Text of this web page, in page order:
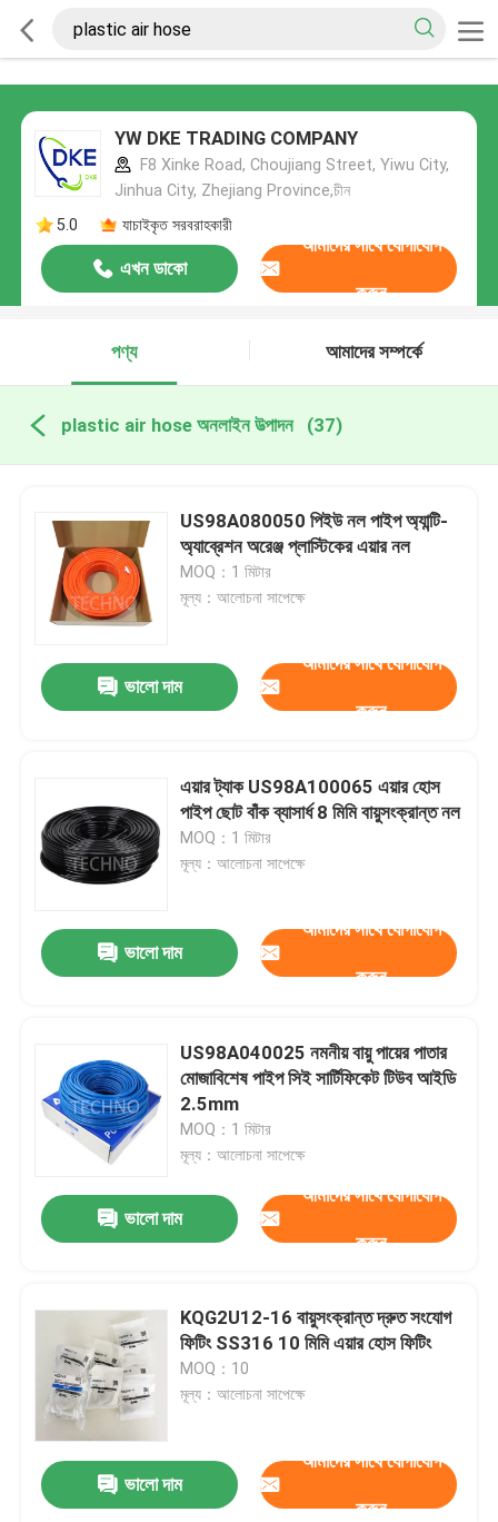
YW DKE TRADING COMPANY
F8 Xinke Road, Choujiang Street, Yiwu City,
Jinhua City, Zhejiang Province,চীন
5.0
যাচাইকৃত সরবরাহকারী
এখন ডাকো
আমাদের সাথে যোগাযোগ
করুন
পণ্য আমাদের সম্পর্কে
plastic air hose অনলাইন উত্পাদন (37)
US98A080050 পিইউ নল পাইপ অ্যান্টি-
অ্যাব্রেশন অরেঞ্জ প্লাস্টিকের এয়ার নল
MOQ：1 মিটার
মূল্য：আলোচনা সাপেক্ষে
ভালো দাম
আমাদের সাথে যোগাযোগ
করুন
এয়ার ট্যাক US98A100065 এয়ার হোস
পাইপ ছোট বাঁক ব্যাসার্ধ 8 মিমি বায়ুসংক্রান্ত নল
MOQ：1 মিটার
মূল্য：আলোচনা সাপেক্ষে
ভালো দাম
আমাদের সাথে যোগাযোগ
করুন
US98A040025 নমনীয় বায়ু পায়ের পাতার
মোজাবিশেষ পাইপ সিই সার্টিফিকেট টিউব আইডি
2.5mm
MOQ：1 মিটার
মূল্য：আলোচনা সাপেক্ষে
ভালো দাম
আমাদের সাথে যোগাযোগ
করুন
KQG2U12-16 বায়ুসংক্রান্ত দ্রুত সংযোগ
ফিটিং SS316 10 মিমি এয়ার হোস ফিটিং
MOQ：10
মূল্য：আলোচনা সাপেক্ষে
ভালো দাম
আমাদের সাথে যোগাযোগ
করুন